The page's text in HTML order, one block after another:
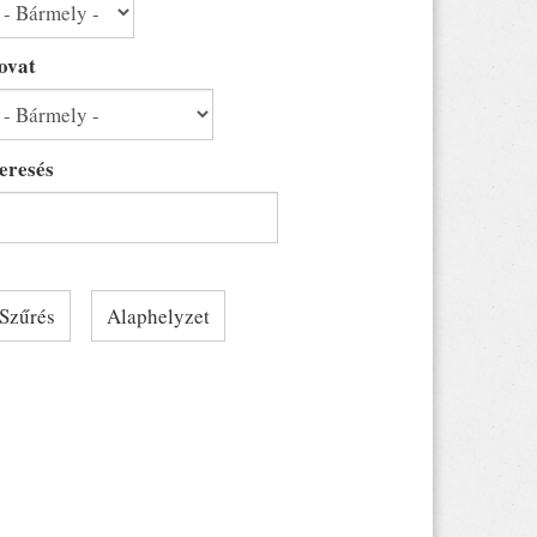
Szűrés Alaphelyzet